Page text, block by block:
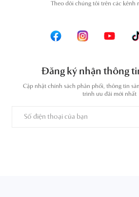
Theo dõi chúng tôi trên các kênh
Đăng ký nhận thông
Cập nhật chính sách phân phối, thông tin
trình ưu đãi mới nhất